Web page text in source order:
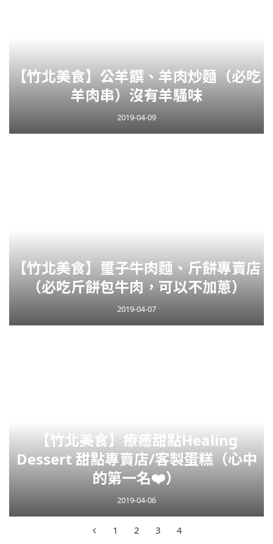
【竹北美食】公羊饌、羊肉炒麵（必吃
羊肉串）沒有羊騷味
2019-04-09
【竹北美食】璽子牛肉麵、斤餅專賣店
（必吃斤餅包牛肉，可以不加蔥）
2019-04-07
【竹北美食】療癒甜點Healing
Dessert 甜點專賣店/客製蛋糕（心中
的第一名❤️）
2019-04-06
1 2 3 4